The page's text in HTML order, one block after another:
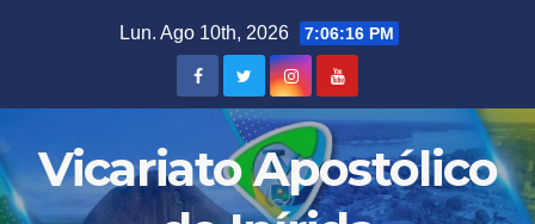
Lun. Ago 10th, 2026 7:06:16 PM
Vicariato Apostólico